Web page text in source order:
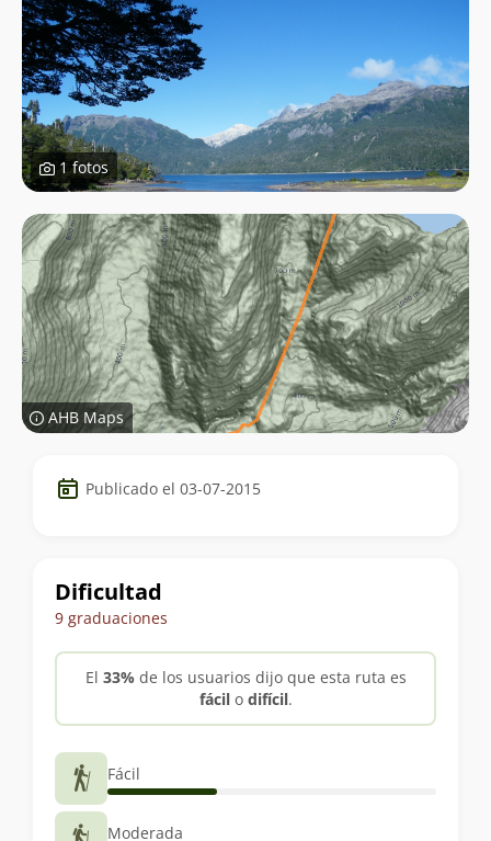
1 fotos
AHB Maps
Datos
del Publicado el 03-07-2015
Dificultad
9 graduaciones
El 33% de los usuarios dijo que esta ruta es
fácilo difícil.
Fácil
Moderada